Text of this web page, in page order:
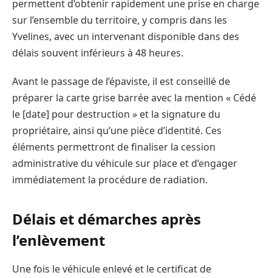
permettent d’obtenir rapidement une prise en charge
sur l’ensemble du territoire, y compris dans les
Yvelines, avec un intervenant disponible dans des
délais souvent inférieurs à 48 heures.
Avant le passage de l’épaviste, il est conseillé de
préparer la carte grise barrée avec la mention « Cédé
le [date] pour destruction » et la signature du
propriétaire, ainsi qu’une pièce d’identité. Ces
éléments permettront de finaliser la cession
administrative du véhicule sur place et d’engager
immédiatement la procédure de radiation.
Délais et démarches après
l’enlèvement
Une fois le véhicule enlevé et le certificat de